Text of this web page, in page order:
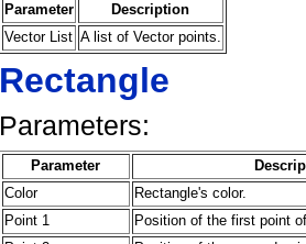
Parameter
Description
Vector List A list of Vector points.
Rectangle
Parameters:
Parameter
Color
Rectangle's color.
Point 1
Position of the first point